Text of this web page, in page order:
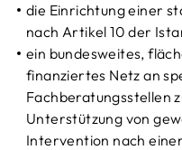
die Einrichtung einer
nach Artikel 10 der
ein bundesweites,
finanziertes Netz an
Fachberatungsstellen
Unterstützung von
Intervention nach